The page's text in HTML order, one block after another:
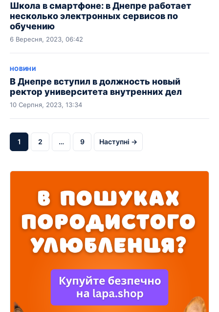
Школа в смартфоне: в Днепре работает
несколько электронных сервисов по
обучению
6 Вересня, 2023, 06:42
НОВИНИ
В Днепре вступил в должность новый
ректор университета внутренних дел
10 Серпня, 2023, 13:34
1 2 … 9 Наступні →